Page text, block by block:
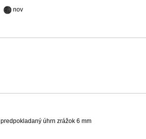
nov
predpokladaný úhrn zrážok 6 mm